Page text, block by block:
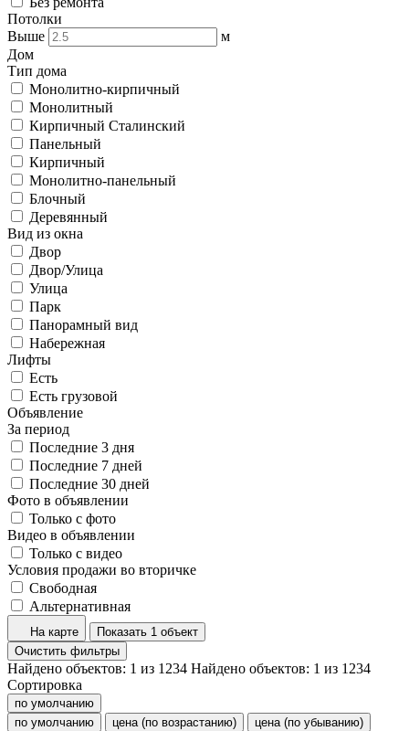
Потолки
Выше
м
Дом
Тип дома
Монолитно-кирпичный
Монолитный
Кирпичный Сталинский
Панельный
Кирпичный
Монолитно-панельный
Блочный
Деревянный
Вид из окна
Двор
Двор/Улица
Улица
Парк
Панорамный вид
Набережная
Лифты
Есть
Есть грузовой
Объявление
За период
Последние 3 дня
Последние 7 дней
Последние 30 дней
Фото в объявлении
Только с фото
Видео в объявлении
Только с видео
Условия продажи во вторичке
Свободная
Альтернативная
На карте
Показать 1 объект
Очистить фильтры
Найдено объектов: 1 из 1234 Найдено объектов: 1 из 1234
Сортировка
по умолчанию
по умолчанию
цена (по возрастанию)
цена (по убыванию)